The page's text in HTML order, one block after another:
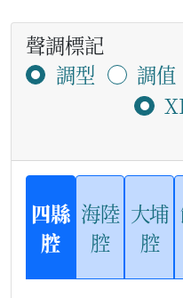
聲調標記
調型
調值
四縣
腔
海陸
腔
大埔
腔